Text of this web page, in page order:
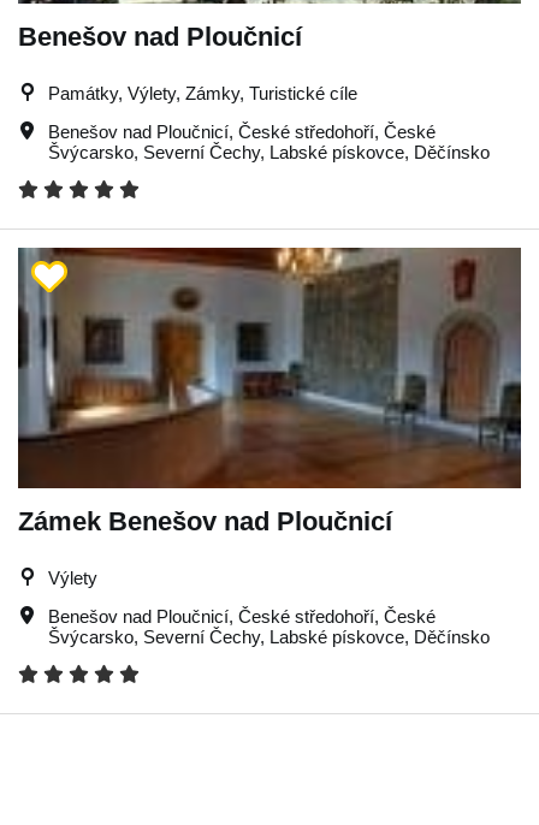
Benešov nad Ploučnicí
Památky, Výlety, Zámky, Turistické cíle
Benešov nad Ploučnicí, České středohoří, České
Švýcarsko, Severní Čechy, Labské pískovce, Děčínsko
Zámek Benešov nad Ploučnicí
Výlety
Benešov nad Ploučnicí, České středohoří, České
Švýcarsko, Severní Čechy, Labské pískovce, Děčínsko